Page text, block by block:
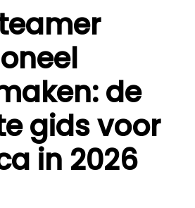
de
gids voor
in 2026